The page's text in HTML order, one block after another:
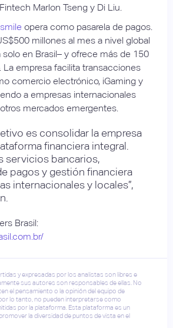
Marlon Tseng y Di Liu.
opera como pasarela de pagos.
millones al mes a nivel global
en Brasil– y ofrece más de 150
La empresa facilita transacciones
comercio electrónico, iGaming y
a empresas internacionales
mercados emergentes.
es consolidar la empresa
financiera integral.
servicios bancarios,
pagos y gestión financiera
internacionales y locales”,
Brasil:
y expresadas por los analistas son libres e
sus autores son responsables de ellas. No
el pensamiento o la opinión del equipo de
lo tanto, no pueden interpretarse como
por la plataforma. Esta plataforma es un
la diversidad de puntos de vista en el